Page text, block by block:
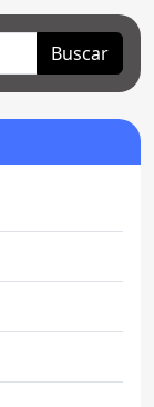
Buscar